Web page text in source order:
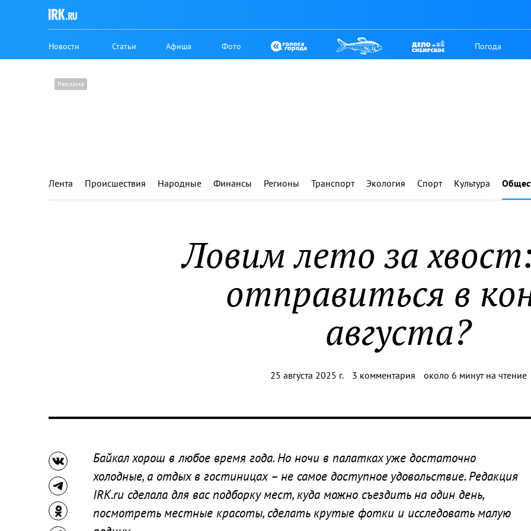
Новости Статьи Афиша Фото Погода
Лента Происшествия Народные Финансы Регионы Транспорт Экология Спорт Культура
Ловим лето за
отправиться в
августа?
25 августа 2025 г. 3 комментария около 6 минут на чтение
Байкал хорош в любое время года. Но ночи в палатках уже достаточно
холодные, а отдых в гостиницах – не самое доступное удовольствие. Редакция
IRK.ru сделала для вас подборку мест, куда можно съездить на один день,
посмотреть местные красоты, сделать крутые фотки и исследовать малую